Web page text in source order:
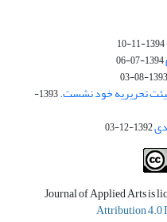
1394-11-10
1394-07-06
1393-08-03
تحریریه خود نشست.
1393-
1392-12-03
Journal of Applied Arts is
Attribution 4.0